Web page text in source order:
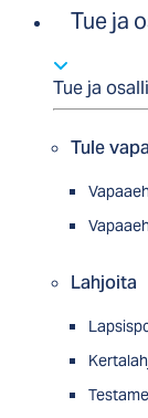
Tue ja
Tue ja
Tule
Lahjoita